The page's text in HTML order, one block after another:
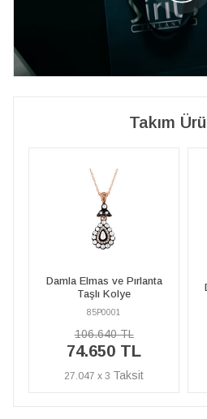
Takım
Damla Elmas ve Pırlanta
Taşlı Kolye
85P0001
106.640 TL
74.650 TL
27.047 x 3